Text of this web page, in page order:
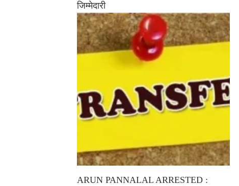
जिम्मेदारी
ARUN PANNALAL ARRESTED :